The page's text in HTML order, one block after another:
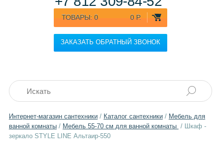
ТОВАРЫ: 0 0 Р.
ЗАКАЗАТЬ ОБРАТНЫЙ ЗВОНОК
Интернет-магазин сантехники/ Каталог сантехники/ Мебель для
ванной комнаты/ Мебель 55-70 см для ванной комнаты / Шкаф -
зеркало STYLE LINE Альтаир-550